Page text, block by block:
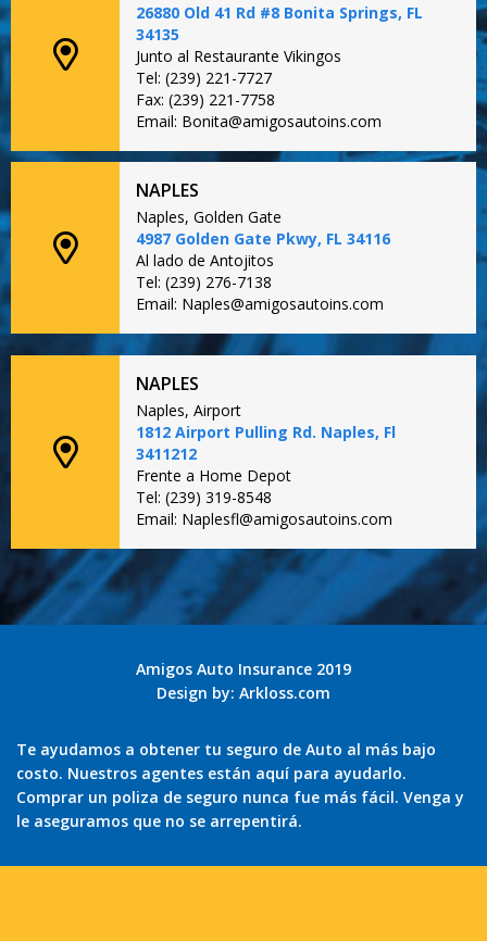
26880 Old 41 Rd #8 Bonita Springs, FL
34135
Junto al Restaurante Vikingos
Tel: (239) 221-7727
Fax: (239) 221-7758
Email: Bonita@amigosautoins.com
NAPLES
Naples, Golden Gate
4987 Golden Gate Pkwy, FL 34116
Al lado de Antojitos
Tel: (239) 276-7138
Email: Naples@amigosautoins.com
NAPLES
Naples, Airport
1812 Airport Pulling Rd. Naples, Fl
3411212
Frente a Home Depot
Tel: (239) 319-8548
Email: Naplesfl@amigosautoins.com
Amigos Auto Insurance 2019
Design by: Arkloss.com
Te ayudamos a obtener tu seguro de Auto al más bajo
costo. Nuestros agentes están aquí para ayudarlo.
Comprar un poliza de seguro nunca fue más fácil. Venga y
le aseguramos que no se arrepentirá.